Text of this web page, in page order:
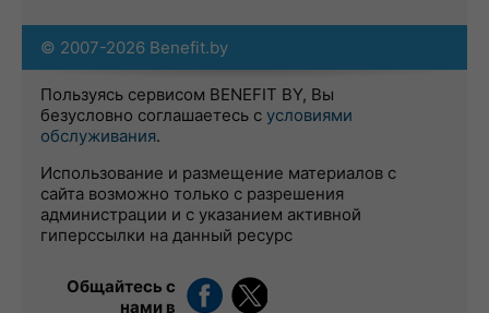
© 2007-2026 Benefit.by
Пользуясь сервисом BENEFIT BY, Вы
безусловно соглашаетесь с условиями
обслуживания.
Использование и размещение материалов с
сайта возможно только с разрешения
администрации и с указанием активной
гиперссылки на данный ресурс
Общайтесь с
нами в